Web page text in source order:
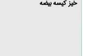
خیز کیسه بیضه